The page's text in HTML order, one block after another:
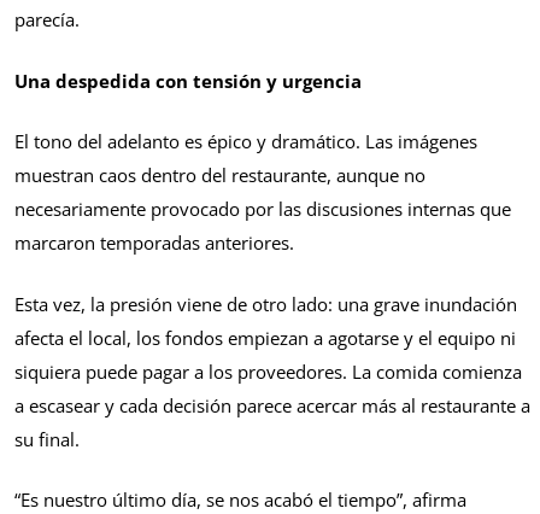
parecía.
Una despedida con tensión y urgencia
El tono del adelanto es épico y dramático. Las imágenes
muestran caos dentro del restaurante, aunque no
necesariamente provocado por las discusiones internas que
marcaron temporadas anteriores.
Esta vez, la presión viene de otro lado: una grave inundación
afecta el local, los fondos empiezan a agotarse y el equipo ni
siquiera puede pagar a los proveedores. La comida comienza
a escasear y cada decisión parece acercar más al restaurante a
su final.
“Es nuestro último día, se nos acabó el tiempo”, afirma